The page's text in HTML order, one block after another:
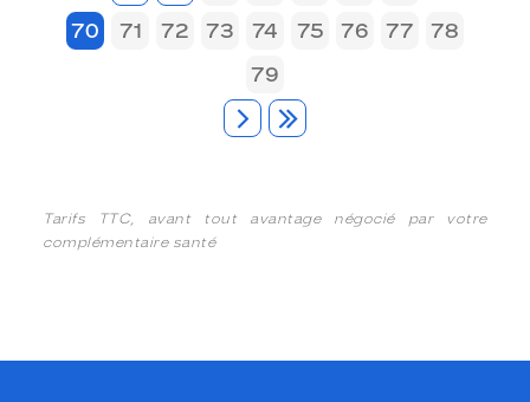
70
71 72 73 74 75 76 77
78
79
Tarifs TTC, avant tout avantage négocié par votre
complémentaire santé